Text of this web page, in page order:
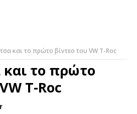
και το πρώτο βίντεο του VW T-Roc
το πρώτο
T-Roc